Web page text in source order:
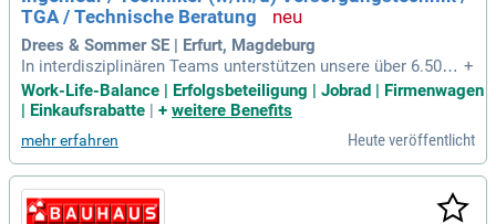
TGA / Technische Beratung
Drees & Sommer SE | Erfurt, Magdeburg
In interdisziplinären Teams unterstützen unsere über 6.500
Mitarbeitenden an mehr als 80 Standorten weltweit unsere
Kunden. Wir denken visionär und realistisch. Wir arbeiten ei
Technologien.
+
Work-Life-Balance | Erfolgsbeteiligung | Jobrad | Firmenwagen
| Einkaufsrabatte | + weitere Benefits
mehr erfahren Heute veröffentlicht